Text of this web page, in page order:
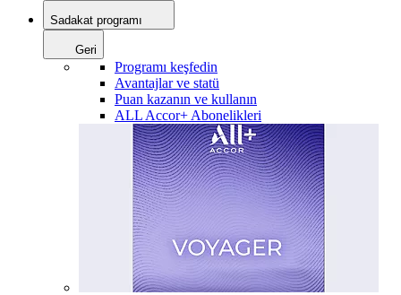
Sadakat programı
Geri
Programı keşfedin
Avantajlar ve statü
Puan kazanın ve kullanın
ALL Accor+ Abonelikleri